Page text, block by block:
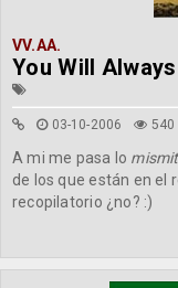
VV.AA.
You Will
03-10-2006 540
A mi me pasa lo
de los que están en el
recopilatorio ¿no? :)